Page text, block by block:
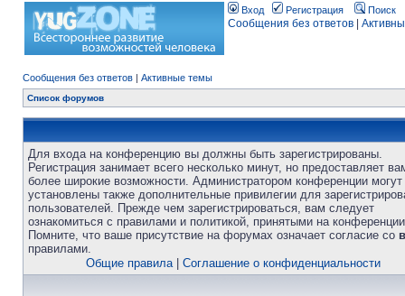
Вход Регистрация Поиск
Сообщения без ответов
Сообщения без ответов | Активные темы
Список форумов
Для входа на конференцию вы должны быть зарегистрированы.
Регистрация занимает всего несколько минут, но предоставляет
более широкие возможности. Администратором конференции
установлены также дополнительные привилегии для
пользователей. Прежде чем зарегистрироваться, вам следует
ознакомиться с правилами и политикой, принятыми на
Помните, что ваше присутствие на форумах означает согласие со
правилами.
Общие правила| Соглашение о конфиденциальности